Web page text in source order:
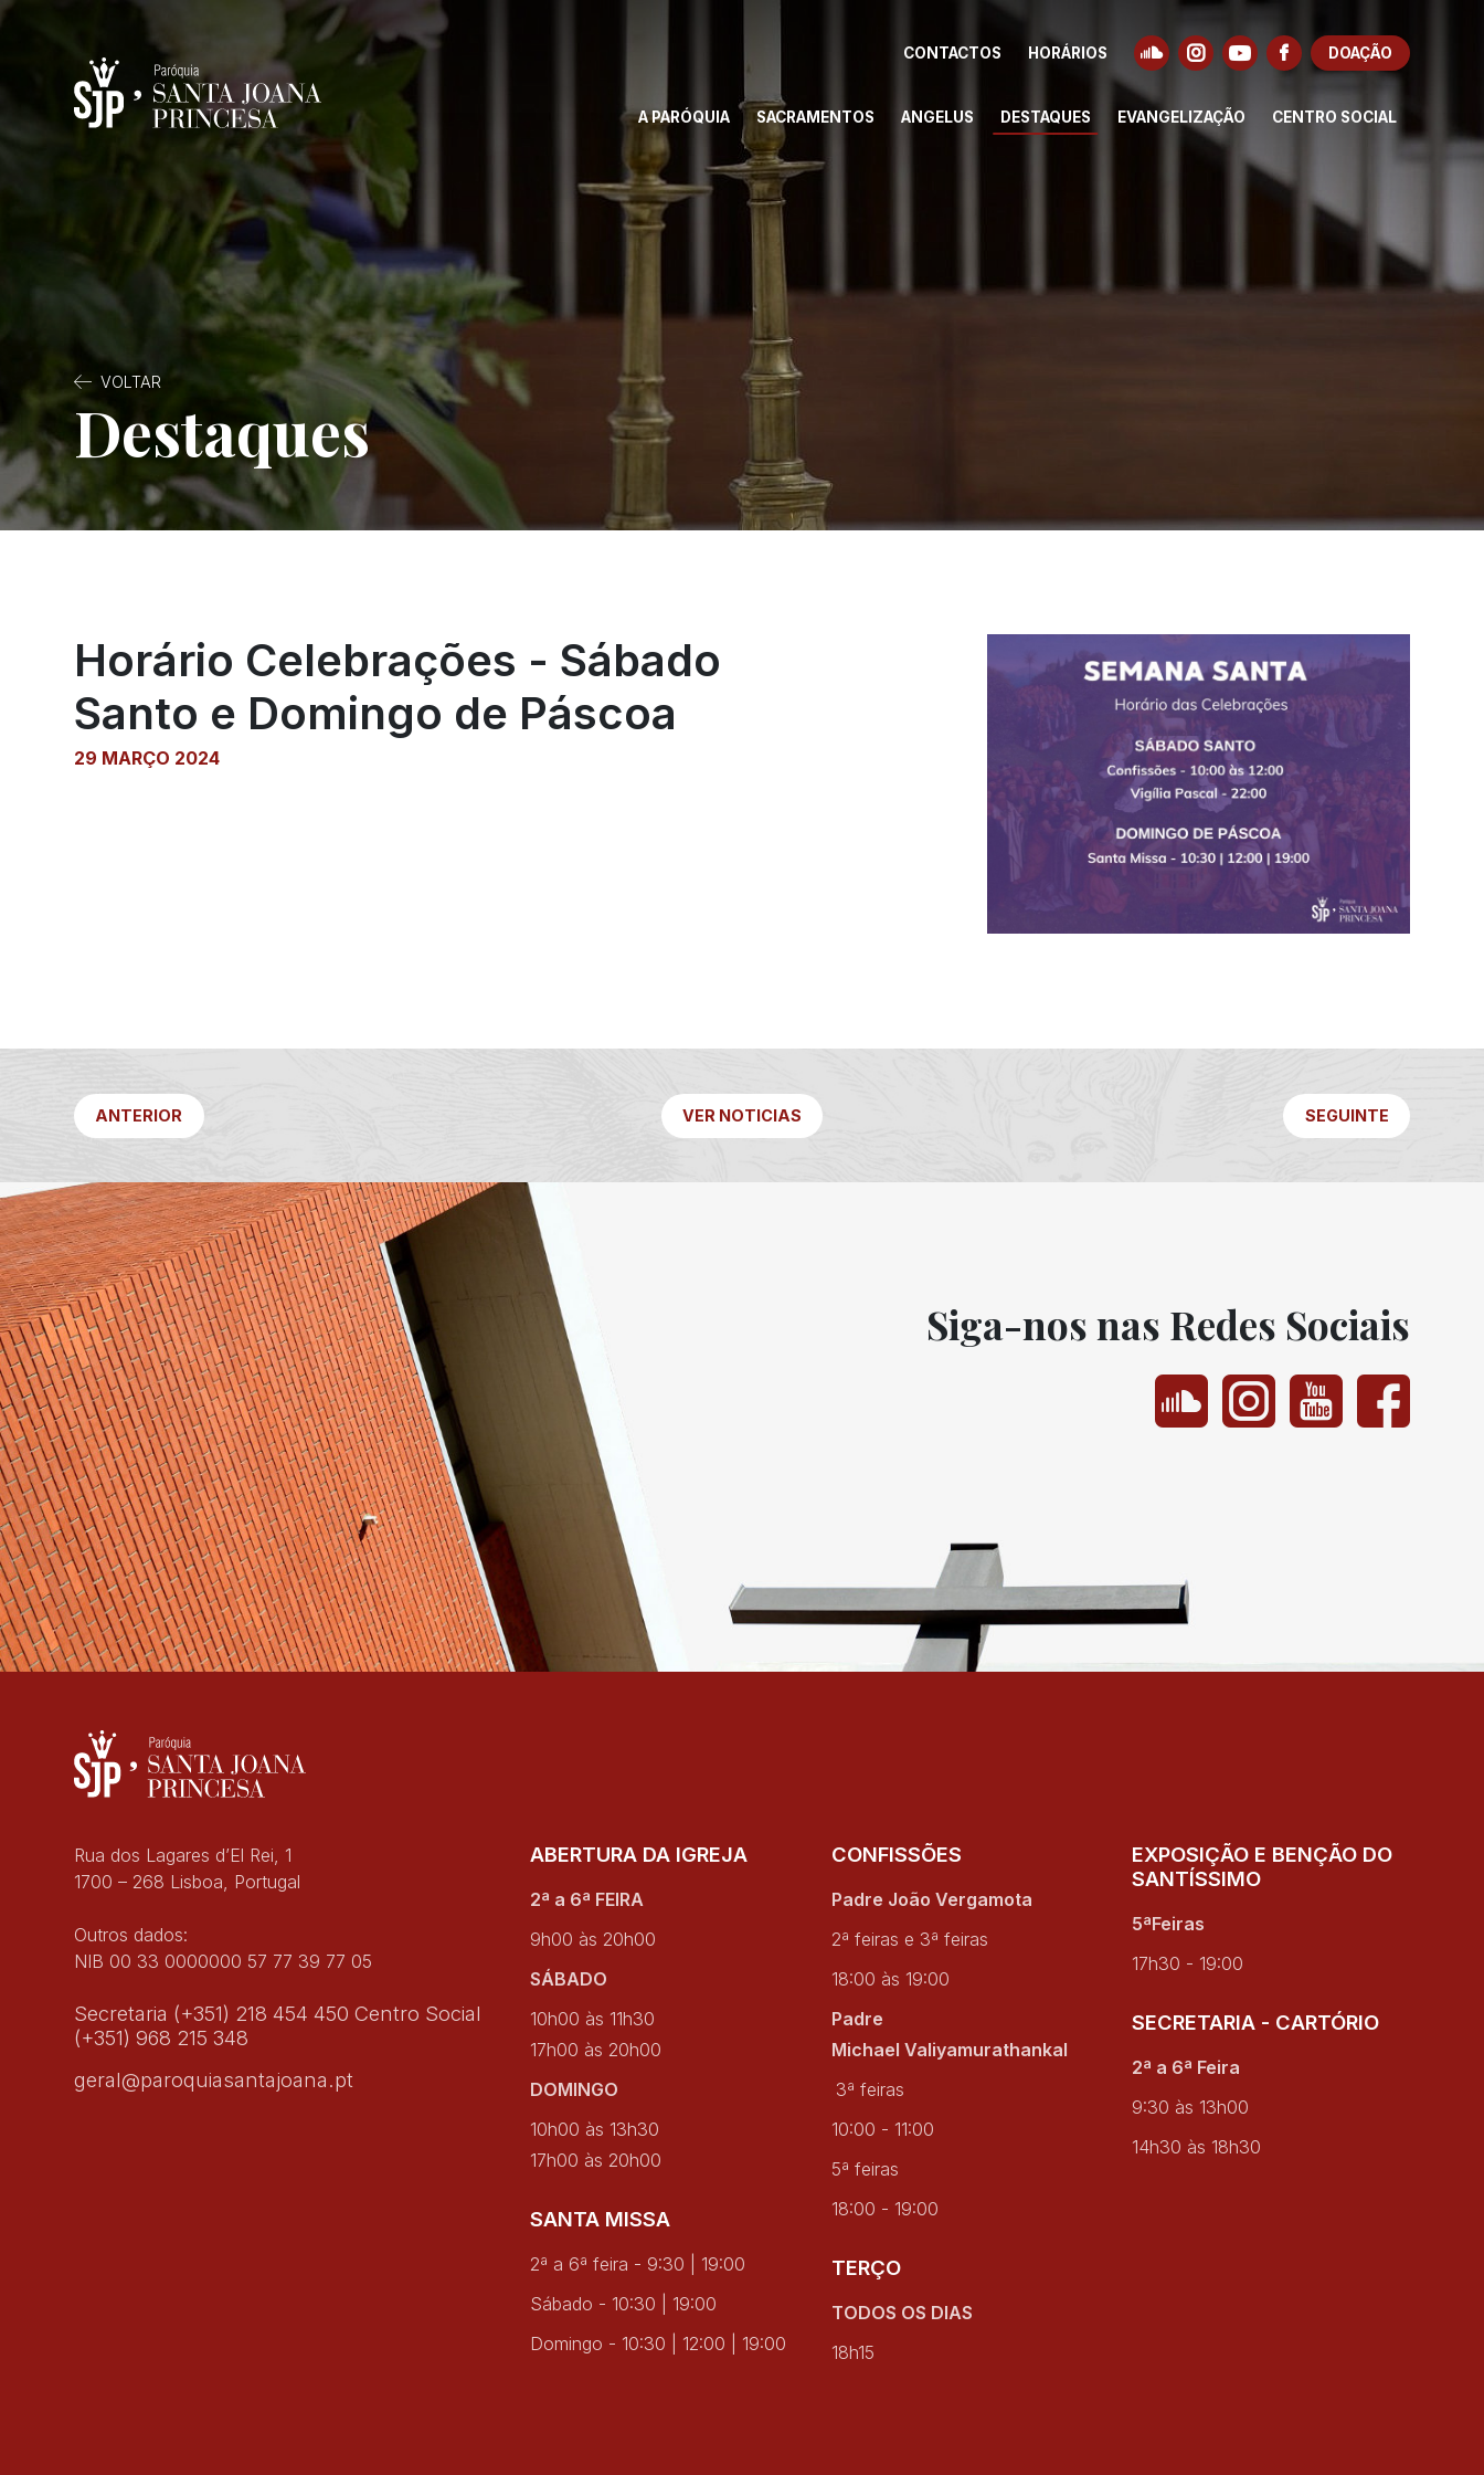
CONTACTOS HORÁRIOS DOAÇÃO
A PARÓQUIA SACRAMENTOS ANGELUS DESTAQUES EVANGELIZAÇÃO CENTRO SOCIAL
VOLTAR
Destaques
Horário Celebrações - Sábado
Santo e Domingo de Páscoa
29 MARÇO 2024
ANTERIOR VER NOTICIAS SEGUINTE
Siga-nos nas Redes Sociais
Rua dos Lagares d’El Rei, 1
1700 – 268 Lisboa, Portugal
Outros dados:
NIB 00 33 0000000 57 77 39 77 05
Secretaria (+351) 218 454 450 Centro Social
(+351) 968 215 348
geral@paroquiasantajoana.pt
ABERTURA DA IGREJA
2ª a 6ª FEIRA
9h00 às 20h00
SÁBADO
10h00 às 11h30
17h00 às 20h00
DOMINGO
10h00 às 13h30
17h00 às 20h00
SANTA MISSA
2ª a 6ª feira - 9:30 | 19:00
Sábado - 10:30 | 19:00
Domingo - 10:30 | 12:00 | 19:00
CONFISSÕES
Padre João Vergamota
2ª feiras e 3ª feiras
18:00 às 19:00
Padre
Michael Valiyamurathankal
3ª feiras
10:00 - 11:00
5ª feiras
18:00 - 19:00
TERÇO
TODOS OS DIAS
18h15
EXPOSIÇÃO E BENÇÃO DO
SANTÍSSIMO
5ªFeiras
17h30 - 19:00
SECRETARIA - CARTÓRIO
2ª a 6ª Feira
9:30 às 13h00
14h30 às 18h30